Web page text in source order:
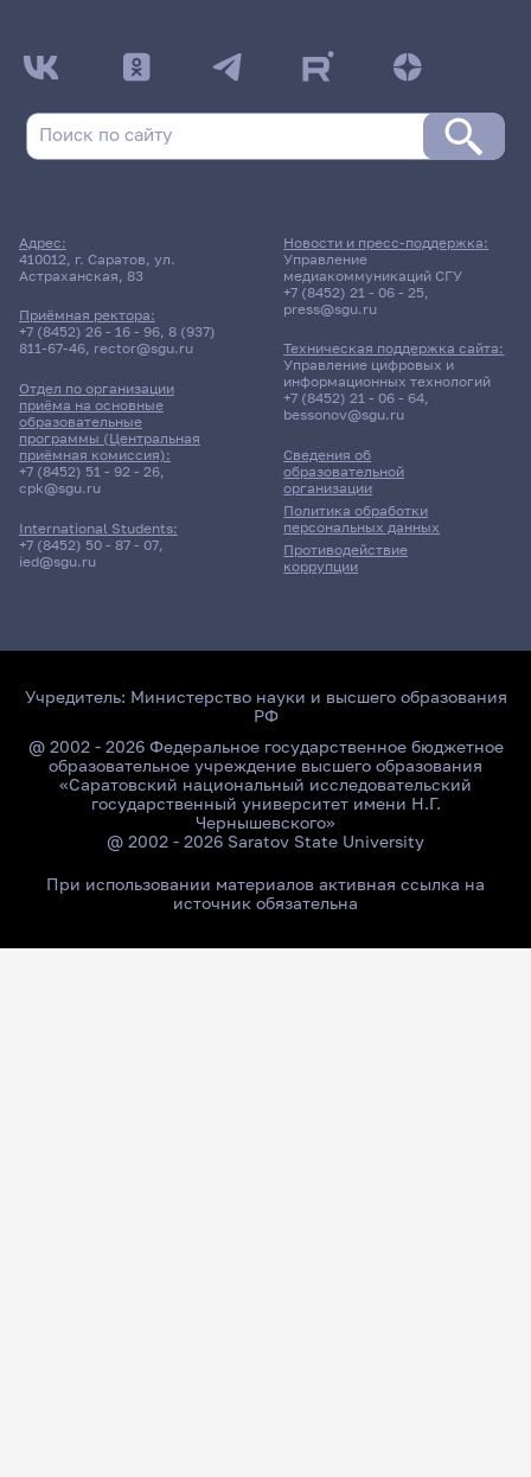
Адрес:
410012, г. Саратов, ул.
Астраханская, 83
Приёмная ректора:
+7 (8452) 26 - 16 - 96, 8 (937)
811-67-46, rector@sgu.ru
Отдел по организации
приёма на основные
образовательные
программы (Центральная
приёмная комиссия):
+7 (8452) 51 - 92 - 26,
cpk@sgu.ru
International Students:
+7 (8452) 50 - 87 - 07,
ied@sgu.ru
Сведения об
образовательной
организации
Политика обработки
персональных данных
Противодействие
коррупции
Новости и пресс-поддержка:
Управление
медиакоммуникаций СГУ
+7 (8452) 21 - 06 - 25,
press@sgu.ru
Техническая поддержка сайта:
Управление цифровых и
информационных технологий
+7 (8452) 21 - 06 - 64,
bessonov@sgu.ru
Учредитель: Министерство науки и высшего образования
РФ
@ 2002 - 2026 Федеральное государственное бюджетное
образовательное учреждение высшего образования
«Саратовский национальный исследовательский
государственный университет имени Н.Г.
Чернышевского»
@ 2002 - 2026 Saratov State University
При использовании материалов активная ссылка на
источник обязательна